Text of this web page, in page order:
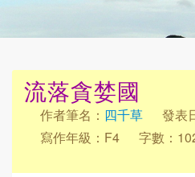
流落貪婪國
作者筆名： 四千草
發表
寫作年級：F4
字數：